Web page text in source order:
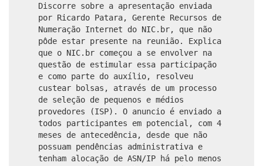
Discorre sobre a apresentação enviada
por Ricardo Patara, Gerente Recursos de
Numeração Internet do NIC.br, que não
pôde estar presente na reunião. Explica
que o NIC.br começou a se envolver na
questão de estimular essa participação
e como parte do auxílio, resolveu
custear bolsas, através de um processo
de seleção de pequenos e médios
provedores (ISP). O anuncio é enviado a
todos participantes em potencial, com 4
meses de antecedência, desde que não
possuam pendências administrativa e
tenham alocação de ASN/IP há pelo menos